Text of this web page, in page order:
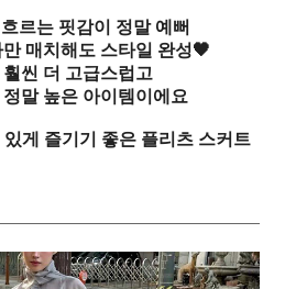
르는 핏감이 정말 예뻐
매치해도 스타일 완성🖤
훨씬 더 고급스럽고
말 높은 아이템이에요
게 즐기기 좋은 플리츠 스커트